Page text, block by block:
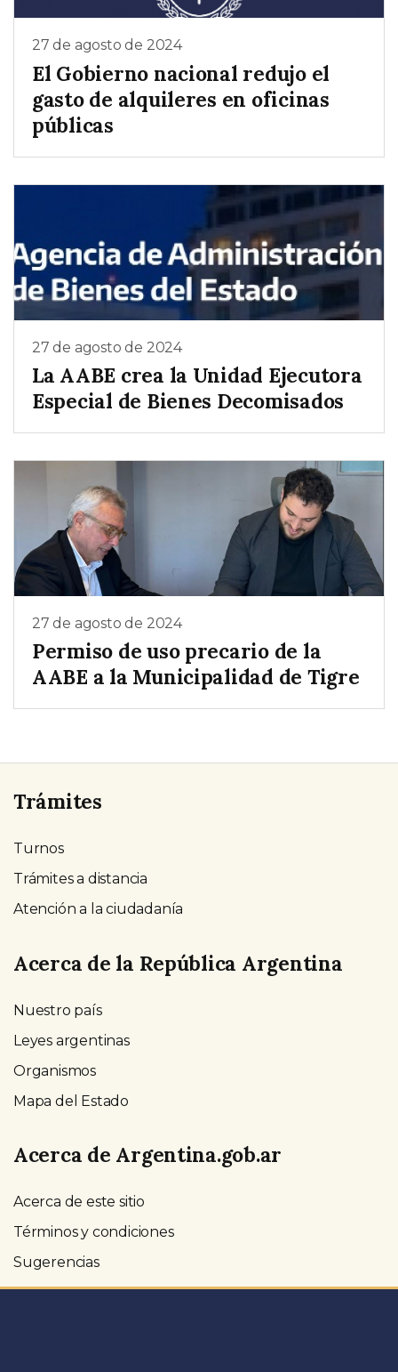
27 de agosto de 2024
El Gobierno nacional redujo el
gasto de alquileres en oficinas
públicas
27 de agosto de 2024
La AABE crea la Unidad Ejecutora
Especial de Bienes Decomisados
27 de agosto de 2024
Permiso de uso precario de la
AABE a la Municipalidad de Tigre
Trámites
Turnos
Trámites a distancia
Atención a la ciudadanía
Acerca de la República Argentina
Nuestro país
Leyes argentinas
Organismos
Mapa del Estado
Acerca de Argentina.gob.ar
Acerca de este sitio
Términos y condiciones
Sugerencias